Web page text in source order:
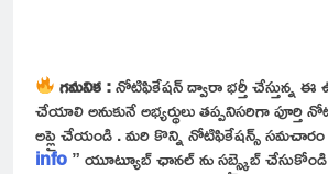
గమనిక :నోటిఫికేషన్ ద్వారా భర్తీ చేస్తున్న ఈ
చేయాలి అనుకునే అభ్యర్థులు తప్పనిసరిగా
అప్లై చేయండి . మరి కొన్ని నోటిఫికేషన్స్
info” యూట్యూబ్ ఛానల్ ను సబ్స్క్రైబ్